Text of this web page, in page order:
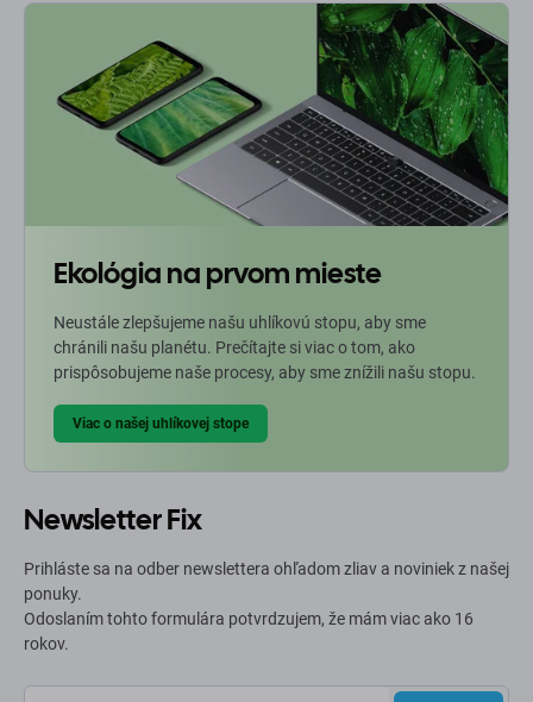
Ekológia na prvom mieste
Neustále zlepšujeme našu uhlíkovú stopu, aby sme
chránili našu planétu. Prečítajte si viac o tom, ako
prispôsobujeme naše procesy, aby sme znížili našu stopu.
Viac o našej uhlíkovej stope
Newsletter Fix
Prihláste sa na odber newslettera ohľadom zliav a noviniek z našej
ponuky.
Odoslaním tohto formulára potvrdzujem, že mám viac ako 16
rokov.